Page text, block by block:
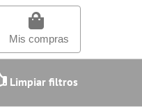
Mis compras
Limpiar filtros